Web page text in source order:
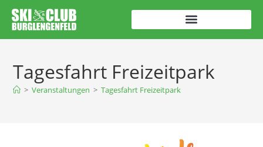
Tagesfahrt Freizeitpark
> Veranstaltungen > Tagesfahrt Freizeitpark